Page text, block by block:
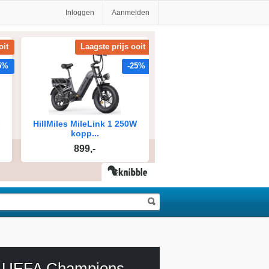
Inloggen Aanmelden